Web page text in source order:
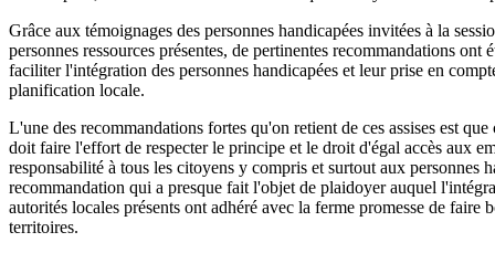
Grâce aux témoignages des personnes handicapées invitées à la
personnes ressources présentes, de pertinentes recommandations ont
faciliter l'intégration des personnes handicapées et leur prise en
planification locale.
L'une des recommandations fortes qu'on retient de ces assises est
doit faire l'effort de respecter le principe et le droit d'égal accès aux
responsabilité à tous les citoyens y compris et surtout aux personnes
recommandation qui a presque fait l'objet de plaidoyer auquel
autorités locales présents ont adhéré avec la ferme promesse de faire
territoires.